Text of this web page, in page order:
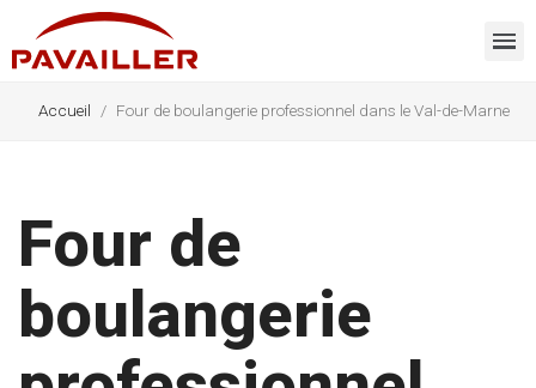
Accueil Four de boulangerie professionnel dans le Val-de-Marne
Four de
boulangerie